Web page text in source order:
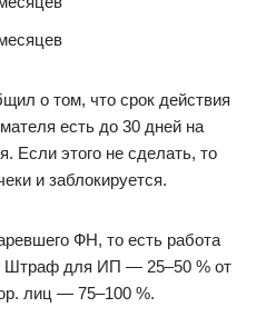
о том, что срок действия
есть до 30 дней на
Если этого не сделать, то
и заблокируется.
ФН, то есть работа
Штраф для ИП — 25–50 % от
лиц — 75–100 %.